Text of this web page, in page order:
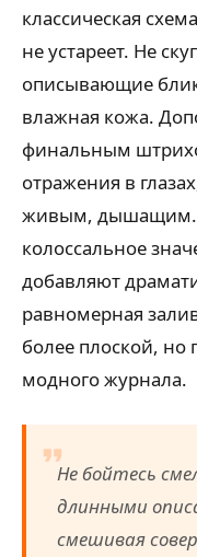
классическая
не устареет. Не
описывающие
влажная кожа.
финальным
отражения в
живым, дышащим.
колоссальное
добавляют
равномерная
более плоской, но
модного журнала.
Не бойтесь
длинными
смешивая